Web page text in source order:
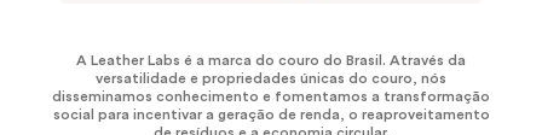
A Leather Labs é a marca do couro do Brasil. Através da
versatilidade e propriedades únicas do couro, nós
disseminamos conhecimento e fomentamos a transformação
social para incentivar a geração de renda, o reaproveitamento